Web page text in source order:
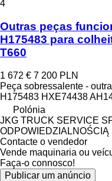
4
Outras peças
H175483 para
T660
1 672 € 7 200 PLN
Peça sobressalente -
H175483 HXE74438
Polónia
JKG TRUCK SERVICE
ODPOWIEDZIALNOŚCIĄ
Contacte o vendedor
Vende maquinaria ou
Faça-o connosco!
Publicar um anúncio